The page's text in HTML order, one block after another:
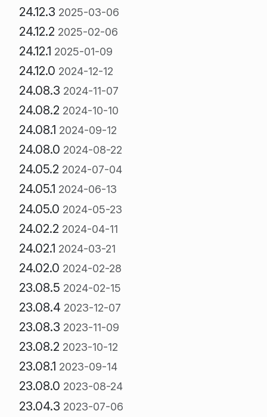
24.12.3 2025-03-06
24.12.2 2025-02-06
24.12.1 2025-01-09
24.12.0 2024-12-12
24.08.3 2024-11-07
24.08.2 2024-10-10
24.08.1 2024-09-12
24.08.0 2024-08-22
24.05.2 2024-07-04
24.05.1 2024-06-13
24.05.0 2024-05-23
24.02.2 2024-04-11
24.02.1 2024-03-21
24.02.0 2024-02-28
23.08.5 2024-02-15
23.08.4 2023-12-07
23.08.3 2023-11-09
23.08.2 2023-10-12
23.08.1 2023-09-14
23.08.0 2023-08-24
23.04.3 2023-07-06